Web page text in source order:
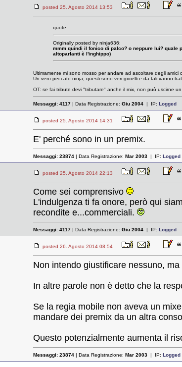
posted 25. Agosto 2014 13:53
quote:
Originally posted by ninja636:
mmm quindi il fonico di palco? o neppure lui? quale
altoparlanti è l'inghippo)
Ultimamente mi sono mosso per andare ad ascoltare degli
Un vero peccato ninja, questi sono veri gioielli e da tali vanno
OT: se fai tribute devi "tributare" anche il mix, non può uscirne
Messaggi: 4117 | Data Registrazione: Giu 2004 | IP: Logged
posted 25. Agosto 2014 14:31
E' perché sono in un premix.
Messaggi: 23874 | Data Registrazione: Mar 2003 | IP: Logged
posted 25. Agosto 2014 22:13
Come sei comprensivo
L'indulgenza ti fa onore, però qui
recondite e...commerciali.
Messaggi: 4117 | Data Registrazione: Giu 2004 | IP: Logged
posted 26. Agosto 2014 08:54
Non intendo giustificare nessuno,
In altre parole non è detto che la
Se la regia mobile non aveva un
mandare dei premix da un altra
Questo potenzialmente aumenta il
Messaggi: 23874 | Data Registrazione: Mar 2003 | IP: Logged